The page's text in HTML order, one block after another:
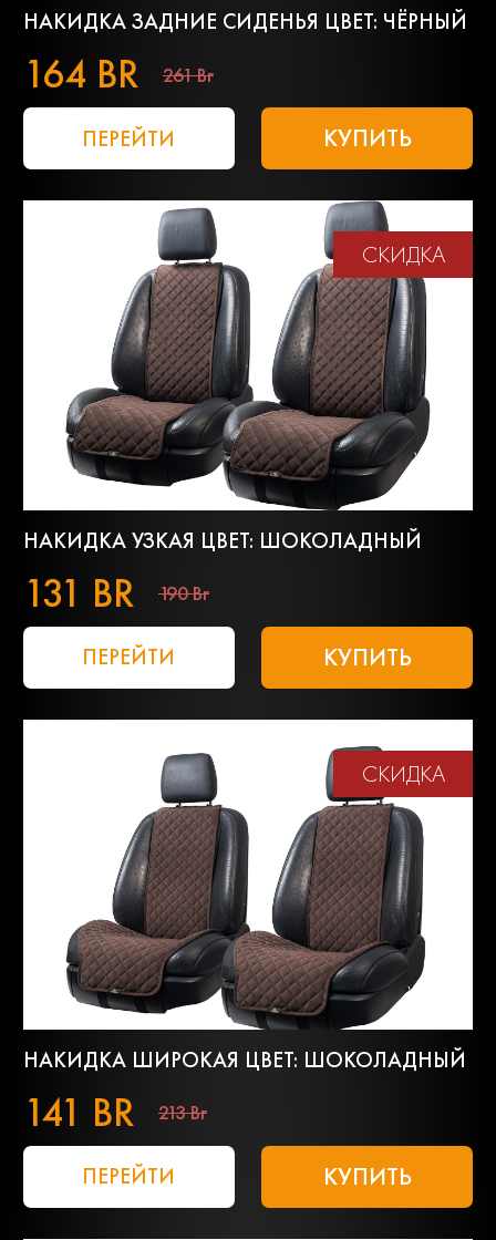
НАКИДКА ЗАДНИЕ СИДЕНЬЯ ЦВЕТ: ЧЁРНЫЙ
164 BR 261 Br
ПЕРЕЙТИ КУПИТЬ
СКИДКА
НАКИДКА УЗКАЯ ЦВЕТ: ШОКОЛАДНЫЙ
131 BR 190 Br
ПЕРЕЙТИ КУПИТЬ
СКИДКА
НАКИДКА ШИРОКАЯ ЦВЕТ: ШОКОЛАДНЫЙ
141 BR 213 Br
ПЕРЕЙТИ КУПИТЬ